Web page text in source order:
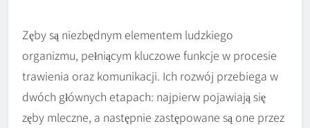
Zęby są niezbędnym elementem ludzkiego
organizmu, pełniącym kluczowe funkcje w procesie
trawienia oraz komunikacji. Ich rozwój przebiega w
dwóch głównych etapach: najpierw pojawiają się
zęby mleczne, a następnie zastępowane są one przez